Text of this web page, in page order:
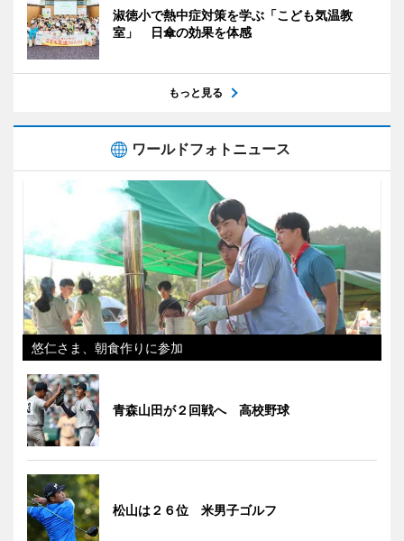
淑徳小で熱中症対策を学ぶ「こども気温教
室」 日傘の効果を体感
もっと見る
ワールドフォトニュース
悠仁さま、朝食作りに参加
青森山田が２回戦へ 高校野球
松山は２６位 米男子ゴルフ